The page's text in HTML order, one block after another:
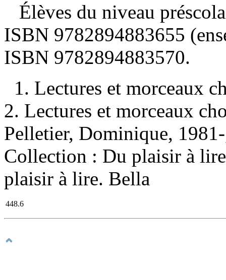
Élèves du niveau
ISBN 9782894883655
ISBN 9782894883570.
1. Lectures et morceaux
2. Lectures et morceaux
Pelletier, Dominique,
Collection : Du plaisir à
plaisir à lire. Bella
448.6